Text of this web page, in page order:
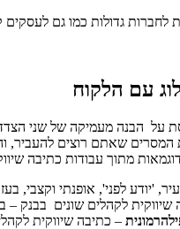
גדולות כמו גם
עם הלקוח
על הבנה מעמיקה של שני
המסרים שאתם רוצים
מתוך עבודות כתיבה
'יודע לפני', אופנתי וקצבי,
שיווקית לקהלים שונים בבנק –
– כתיבה שיווקית